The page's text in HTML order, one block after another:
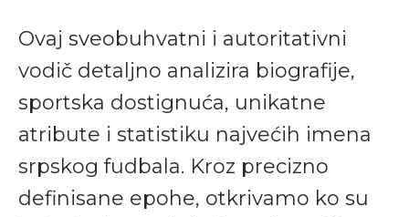
Ovaj sveobuhvatni i autoritativni
vodič detaljno analizira biografije,
sportska dostignuća, unikatne
atribute i statistiku najvećih imena
srpskog fudbala. Kroz precizno
definisane epohe, otkrivamo ko su